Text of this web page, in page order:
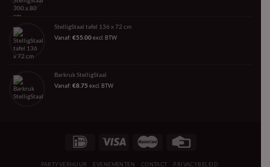
StelligStaal tafel 136 x 72 cm
Vanaf: €55.00excl. BTW
Barkruk StelligStaal
Vanaf: €8.75 excl. BTW
PARTYVERHUUR EVENEMENTEN CONTACT
PRIVACYBELEID